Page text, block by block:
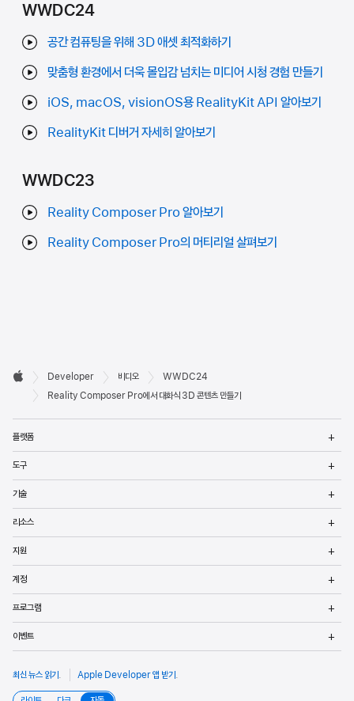
WWDC24
공간 컴퓨팅을 위해 3D 애셋 최적화하기
맞춤형 환경에서 더욱 몰입감 넘치는 미디어 시청 경험 만들기
iOS, macOS, visionOS용 RealityKit API 알아보기
RealityKit 디버거 자세히 알아보기
WWDC23
Reality Composer Pro 알아보기
Reality Composer Pro의 머티리얼 살펴보기
Developer
바닥글

Apple
Developer 비디오
WWDC24
Reality Composer Pro에서 대화식 3D 콘텐츠 만들기
플랫폼
도구
기술
리소스
지원
계정
프로그램
이벤트
최신 뉴스 읽기 . Apple Developer 앱 받기 .